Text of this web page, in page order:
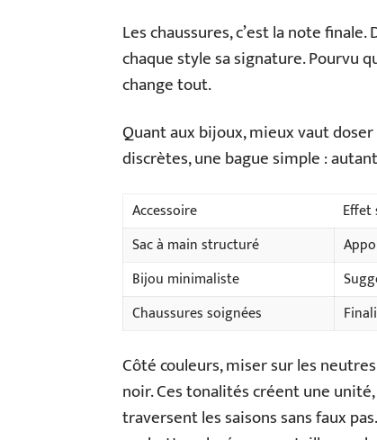
Les chaussures, c’est la note
chaque style sa signature. Pourvu
change tout.
Quant aux bijoux, mieux vaut
discrètes, une bague simple :
Accessoire
Effet
Sac à main structuré
Bijou minimaliste
Chaussures soignées
Côté couleurs, miser sur les
noir. Ces tonalités créent une
traversent les saisons sans faux